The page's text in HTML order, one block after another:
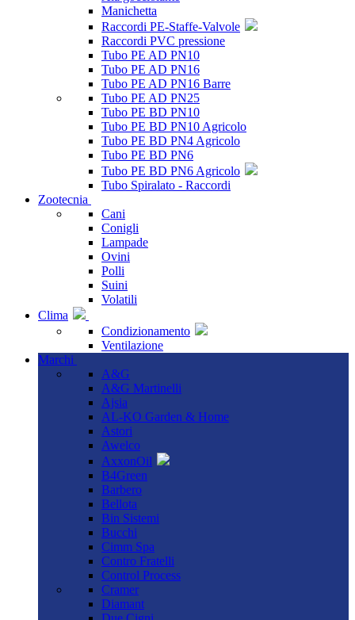
Manichetta
Raccordi PE-Staffe-Valvole
Raccordi PVC pressione
Tubo PE AD PN10
Tubo PE AD PN16
Tubo PE AD PN16 Barre
Tubo PE AD PN25
Tubo PE BD PN10
Tubo PE BD PN10 Agricolo
Tubo PE BD PN4 Agricolo
Tubo PE BD PN6
Tubo PE BD PN6 Agricolo
Tubo Spiralato - Raccordi
Zootecnia
Cani
Conigli
Lampade
Ovini
Polli
Suini
Volatili
Clima
Condizionamento
Ventilazione
Marchi
A&G
A&G Martinelli
Ajsia
AL-KO Garden & Home
Astori
Awelco
AxxonOil
B4Green
Barbero
Bellota
Bin Sistemi
Bucchi
Cimm Spa
Contro Fratelli
Control Process
Cramer
Diamant